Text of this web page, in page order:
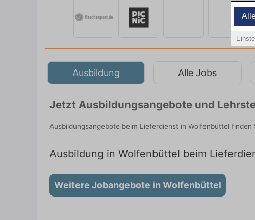
Ausbildung Alle Jobs
Jetzt Ausbildungsangebote und
Ausbildungsangebote beim Lieferdienst in Wolfenbüttel
Ausbildung in Wolfenbüttel beim
Weitere Jobangebote in Wolfenbüttel